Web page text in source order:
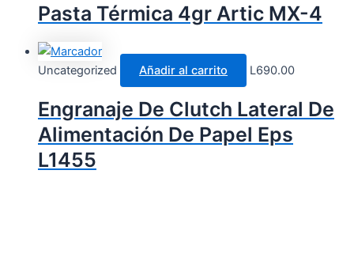
Pasta Térmica 4gr Artic MX-4
Uncategorized Añadir al carrito L690.00
Engranaje De Clutch Lateral De
Alimentación De Papel Eps
L1455